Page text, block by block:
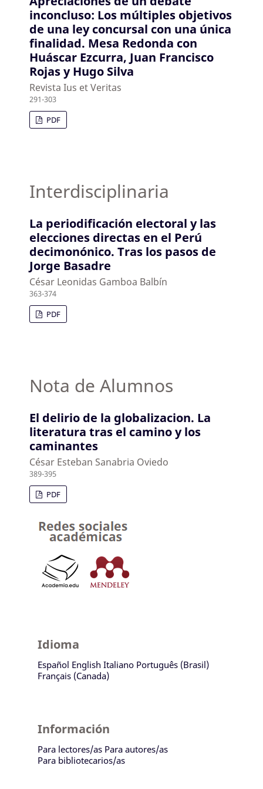
inconcluso: Los múltiples objetivos
de una ley concursal con una única
finalidad. Mesa Redonda con
Huáscar Ezcurra, Juan Francisco
Rojas y Hugo Silva
Revista Ius et Veritas
291-303
PDF
Interdisciplinaria
La periodificación electoral y las
elecciones directas en el Perú
decimonónico. Tras los pasos de
Jorge Basadre
César Leonidas Gamboa Balbín
363-374
PDF
Nota de Alumnos
El delirio de la globalizacion. La
literatura tras el camino y los
caminantes
César Esteban Sanabria Oviedo
389-395
PDF
Idioma
Español English Italiano Português (Brasil)
Français (Canada)
Información
Para lectores/as Para autores/as
Para bibliotecarios/as